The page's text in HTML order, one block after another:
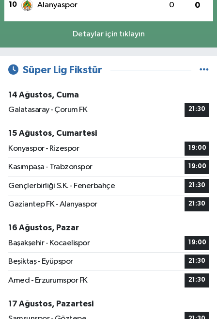
10 Alanyaspor 0 0
Detaylar için tıklayın
Süper Lig Fikstür
14 Ağustos, Cuma
Galatasaray - Çorum FK
21:30
15 Ağustos, Cumartesi
Konyaspor - Rizespor
19:00
Kasımpaşa - Trabzonspor 19:00
Gençlerbirliği S.K. - Fenerbahçe 21:30
Gaziantep FK - Alanyaspor 21:30
16 Ağustos, Pazar
Başakşehir - Kocaelispor
19:00
Beşiktaş - Eyüpspor 21:30
Amed - Erzurumspor FK 21:30
17 Ağustos, Pazartesi